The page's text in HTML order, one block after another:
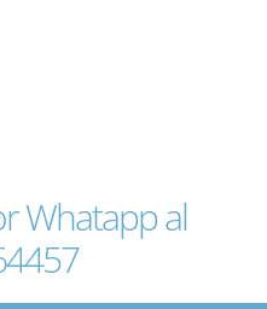
Whatapp al